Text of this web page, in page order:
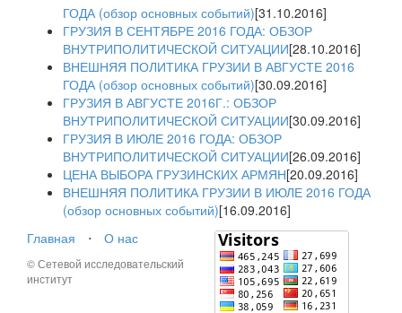
ГОДА (обзор основных событий)[31.10.2016]
ГРУЗИЯ В СЕНТЯБРЕ 2016 ГОДА: ОБЗОР
ВНУТРИПОЛИТИЧЕСКОЙ СИТУАЦИИ[28.10.2016]
ВНЕШНЯЯ ПОЛИТИКА ГРУЗИИ В АВГУСТЕ 2016
ГОДА (обзор основных событий)[30.09.2016]
ГРУЗИЯ В АВГУСТЕ 2016Г.: ОБЗОР
ВНУТРИПОЛИТИЧЕСКОЙ СИТУАЦИИ[30.09.2016]
ГРУЗИЯ В ИЮЛЕ 2016 ГОДА: ОБЗОР
ВНУТРИПОЛИТИЧЕСКОЙ СИТУАЦИИ[26.09.2016]
ЦЕНА ВЫБОРА ГРУЗИНСКИХ АРМЯН[20.09.2016]
ВНЕШНЯЯ ПОЛИТИКА ГРУЗИИ В ИЮЛЕ 2016 ГОДА
(обзор основных событий)[16.09.2016]
Главная
⋅ О нас
© Сетевой исследовательский
институт